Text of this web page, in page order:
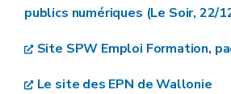
publics numériques (Le Soir, 22/
Site SPW Emploi Formation,
Le site des EPN de Wallonie